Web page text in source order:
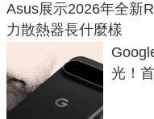
Asus展示2026年全新
力散熱器長什麼樣
光！